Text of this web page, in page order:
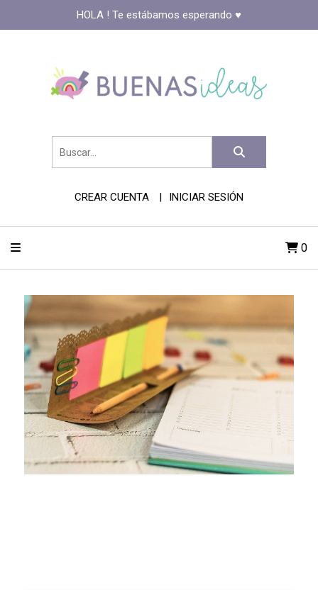
HOLA ! Te estábamos esperando ♥️
CREAR CUENTA INICIAR SESIÓN
0